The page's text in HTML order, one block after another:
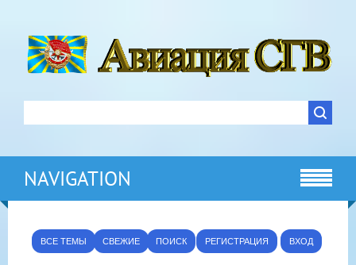
NAVIGATION
ВСЕ ТЕМЫ СВЕЖИЕ ПОИСК РЕГИСТРАЦИЯ ВХОД